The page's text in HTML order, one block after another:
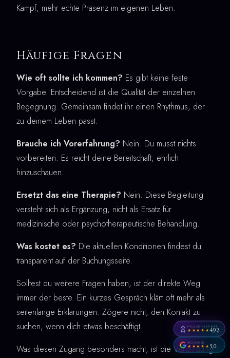
Kampf, mehr echte Präsenz im eigenen Leben.
Häufige Fragen
Wie oft sollte ich kommen? Es gibt keine feste
Vorgabe. Entscheidend ist die Qualität der einzelnen
Begegnung. Gemeinsam findet ihr einen Rhythmus, der
zu deinem Leben passt.
Brauche ich Vorerfahrung? Nein. Du musst nichts
vorbereiten. Es reicht deine Bereitschaft, ehrlich
hinzuschauen.
Ersetzt das eine Therapie? Nein. Diese Begleitung
versteht sich als Ergänzung, nicht als Ersatz für
medizinische oder psychotherapeutische Behandlung.
Was kostet es? Die aktuellen Konditionen findest du
transparent auf der Buchungsseite.
Solltest du weitere Fragen haben, ist der direkte Weg
immer der beste. Ein kurzes Gespräch klärt oft mehr als
seitenlange Erklärungen. Zögere nicht, den Kontakt zu
suchen, wenn dich etwas beschäftigt.
Was diesen Zugang besonders macht, ist die Verbindung
PROVENEXPERT
★★★★★4,92
GOOGLE
★★★★★5,0